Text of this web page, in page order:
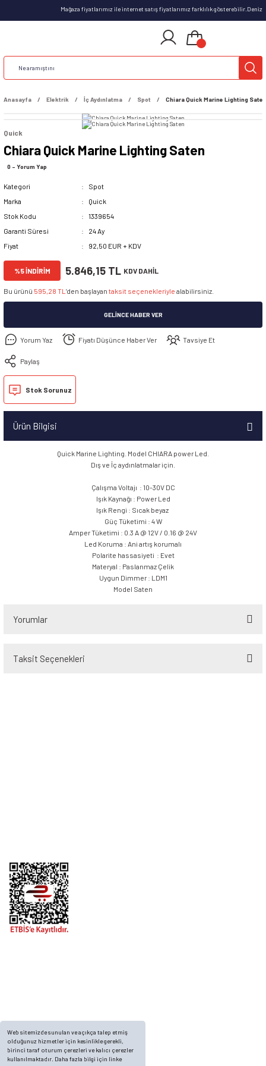
Web sitemizde sunulan ve açıkça talep etmiş
olduğunuz hizmetler için kesinlikle gerekli,
birinci taraf oturum çerezleri ve kalıcı çerezler
kullanılmaktadır. Daha fazla bilgi için linke
Mağaza fiyatlarımız ile internet satış fiyatlarımız farklılık
Anasayfa Elektrik İç Aydınlatma Spot Chiara Quick Marine Lighting Saten
Quick
Chiara Quick Marine Lighting Saten
0 - Yorum Yap
Kategori
Spot
Marka
Quick
Stok Kodu
1339654
Garanti Süresi
24 Ay
Fiyat
92,50 EUR + KDV
%5 İNDİRİM 5.846,15 TL KDV DAHİL
Bu ürünü 595,28 TL ’den başlayan taksit seçenekleriyle alabilirsiniz.
GELINCE HABER VER
Yorum Yaz Fiyatı Düşünce Haber Ver Tavsiye Et
Paylaş
Stok Sorunuz
Ürün Bilgisi
Quick Marine Lighting. Model CHIARA power Led.
Dış ve İç aydınlatmalar için.
Çalışma Voltajı : 10-30V DC
Işık Kaynağı : Power Led
Işık Rengi : Sıcak beyaz
Güç Tüketimi : 4 W
Amper Tüketimi : 0.3 A @ 12V / 0.16 @ 24V
Led Koruma : Ani artış korumalı
Polarite hassasiyeti : Evet
Materyal : Paslanmaz Çelik
Uygun Dimmer : LDM1
Model Saten
Yorumlar
Taksit Seçenekleri